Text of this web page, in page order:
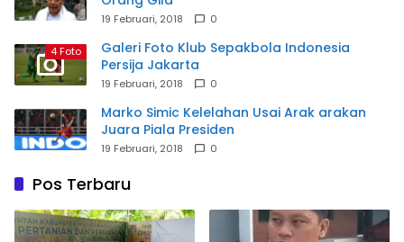
19 Februari, 2018 0
4 Foto
Galeri Foto Klub Sepakbola Indonesia
Persija Jakarta
19 Februari, 2018 0
Marko Simic Kelelahan Usai Arak arakan
Juara Piala Presiden
19 Februari, 2018 0
Pos Terbaru